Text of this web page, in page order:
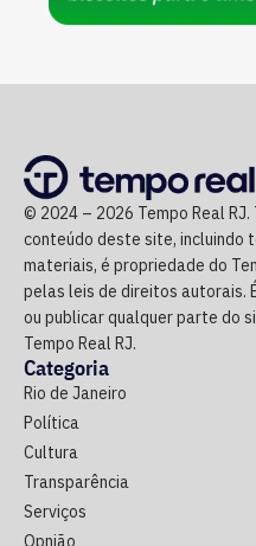
© 2024 – 2026 Tempo Real
conteúdo deste site, incluindo
materiais, é propriedade do
pelas leis de direitos autorais.
ou publicar qualquer parte do
Tempo Real RJ.
Categoria
Rio de Janeiro
Política
Cultura
Transparência
Serviços
Opnião